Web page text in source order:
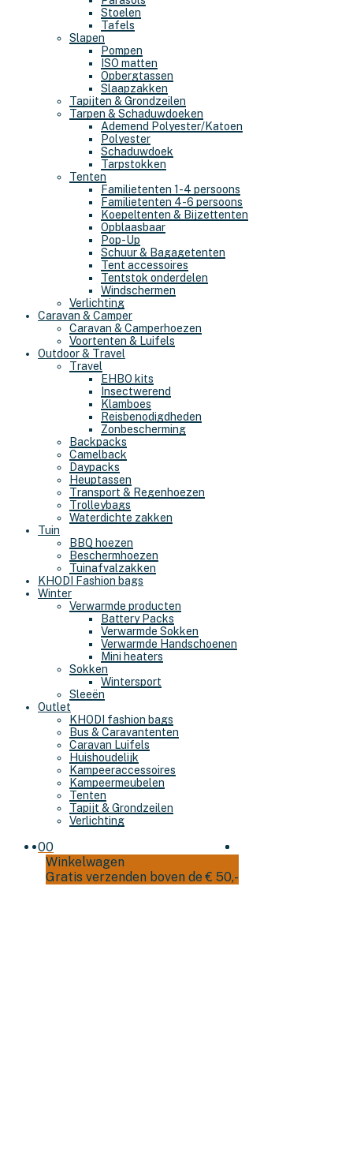
Stoelen
Tafels
Slapen
Pompen
ISO matten
Opbergtassen
Slaapzakken
Tapijten & Grondzeilen
Tarpen & Schaduwdoeken
Ademend Polyester/Katoen
Polyester
Schaduwdoek
Tarpstokken
Tenten
Familietenten 1-4 persoons
Familietenten 4-6 persoons
Koepeltenten & Bijzettenten
Opblaasbaar
Pop-Up
Schuur & Bagagetenten
Tent accessoires
Tentstok onderdelen
Windschermen
Verlichting
Caravan & Camper
Caravan & Camperhoezen
Voortenten & Luifels
Outdoor & Travel
Travel
EHBO kits
Insectwerend
Klamboes
Reisbenodigdheden
Zonbescherming
Backpacks
Camelback
Daypacks
Heuptassen
Transport & Regenhoezen
Trolleybags
Waterdichte zakken
Tuin
BBQ hoezen
Beschermhoezen
Tuinafvalzakken
KHODI Fashion bags
Winter
Verwarmde producten
Battery Packs
Verwarmde Sokken
Verwarmde Handschoenen
Mini heaters
Sokken
Wintersport
Sleeën
Outlet
KHODI fashion bags
Bus & Caravantenten
Caravan Luifels
Huishoudelijk
Kampeeraccessoires
Kampeermeubelen
Tenten
Tapijt & Grondzeilen
Verlichting
00
Winkelwagen
Gratis verzenden boven de € 50,-